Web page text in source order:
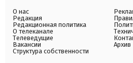
О нас
Редакция
Редакционная политика
О телеканале
Телеведущие
Вакансии
Структура собственности
Архив